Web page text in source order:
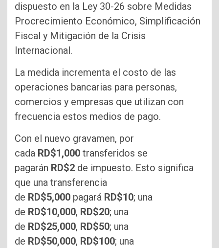
dispuesto en la Ley 30-26 sobre Medidas
Procrecimiento Económico, Simplificación
Fiscal y Mitigación de la Crisis
Internacional.
La medida incrementa el costo de las
operaciones bancarias para personas,
comercios y empresas que utilizan con
frecuencia estos medios de pago.
Con el nuevo gravamen, por
cada RD$1,000 transferidos se
pagarán RD$2 de impuesto. Esto significa
que una transferencia
de RD$5,000 pagará RD$10; una
de RD$10,000, RD$20; una
de RD$25,000, RD$50; una
de RD$50,000, RD$100; una